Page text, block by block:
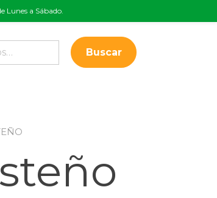
Buscar
Lunes a Sábado.